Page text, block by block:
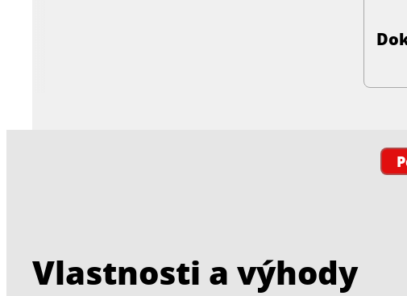
Vlastnosti a výhody